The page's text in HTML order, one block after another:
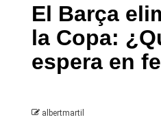
El Barça
la Copa:
espera en
albertmartil